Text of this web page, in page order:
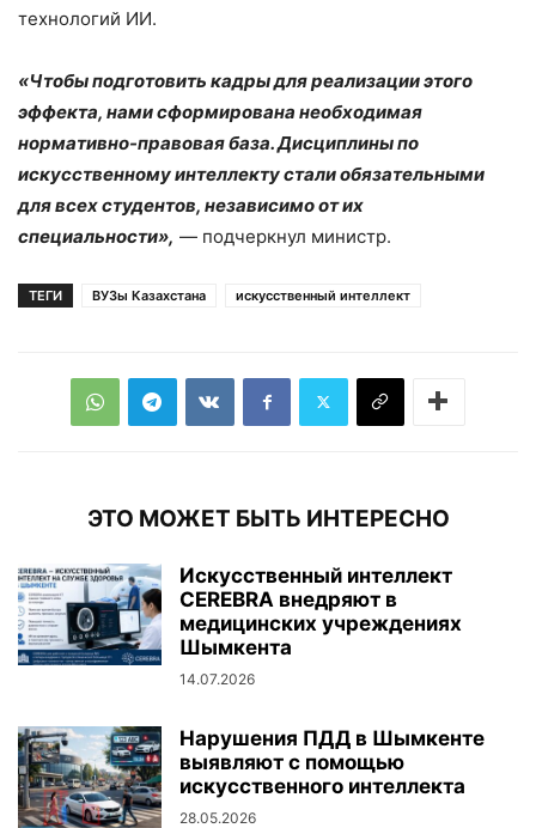
технологий ИИ.
«Чтобы подготовить кадры для реализации этого
эффекта, нами сформирована необходимая
нормативно-правовая база. Дисциплины по
искусственному интеллекту стали обязательными
для всех студентов, независимо от их
специальности», — подчеркнул министр.
ТЕГИ ВУЗы Казахстана искусственный интеллект
ЭТО МОЖЕТ БЫТЬ ИНТЕРЕСНО
Искусственный интеллект
CEREBRA внедряют в
медицинских учреждениях
Шымкента
14.07.2026
Нарушения ПДД в Шымкенте
выявляют с помощью
искусственного интеллекта
28.05.2026